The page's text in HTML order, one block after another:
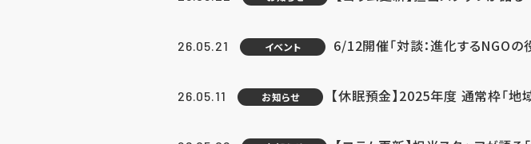
26.05.21 イベント 6/12開催「対談：進化するNGO
26.05.11 お知らせ 【休眠預金】2025年度 通常枠「